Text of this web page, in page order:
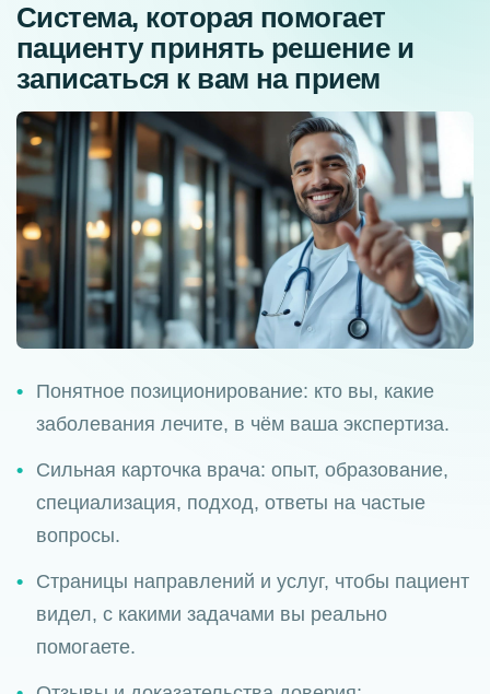
Cистема, которая помогает
пациенту принять решение и
записаться к вам на прием
Понятное позиционирование: кто вы, какие
заболевания лечите, в чём ваша экспертиза.
Сильная карточка врача: опыт, образование,
специализация, подход, ответы на частые
вопросы.
Страницы направлений и услуг, чтобы пациент
видел, с какими задачами вы реально
помогаете.